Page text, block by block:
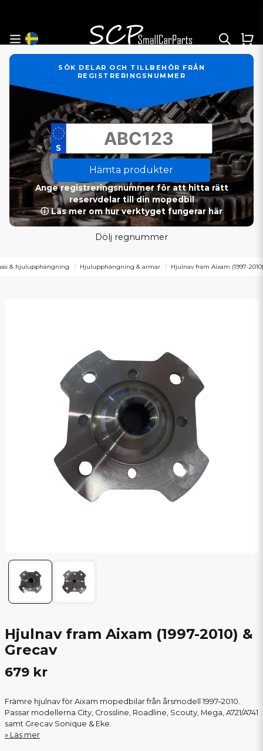
SÖK DELAR OCH TILLBEHÖR FRÅN
REGISTRERINGSNUMMER
Hämta produkter
Ange registreringsnummer för att hitta rätt
reservdelar till din mopedbil
ⓘ Läs mer om hur verktyget fungerar här
Dölj regnummer
& hjulupphängning Hjulupphängning & armar Hjulnav fram Aixam (1997-
Hjulnav fram Aixam (1997-2010) &
Grecav
679 kr
Främre hjulnav för Aixam mopedbilar från årsmodell 1997–2010.
Passar modellerna City, Crossline, Roadline, Scouty, Mega, A721/A741
samt Grecav Sonique & Eke.
Läs mer